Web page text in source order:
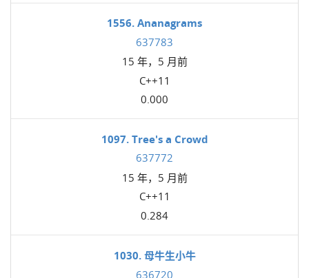
1556. Ananagrams
637783
15 年，5 月前
C++11
0.000
1097. Tree's a Crowd
637772
15 年，5 月前
C++11
0.284
1030. 母牛生小牛
636720